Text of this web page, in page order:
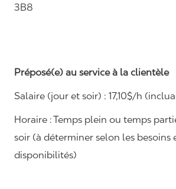
3B8
Préposé(e) au service à la clientèle
Salaire (jour et soir) : 17,10$/h
Horaire :Temps plein ou temps
soir (à déterminer selon les besoins
disponibilités)